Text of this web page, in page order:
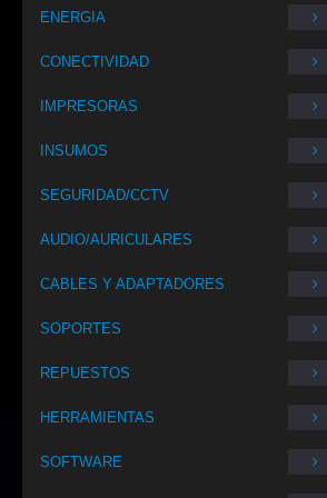
ENERGIA
CONECTIVIDAD
IMPRESORAS
INSUMOS
SEGURIDAD/CCTV
AUDIO/AURICULARES
CABLES Y ADAPTADORES
SOPORTES
REPUESTOS
HERRAMIENTAS
SOFTWARE